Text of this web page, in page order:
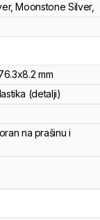
Moonstone Silver,
x8.2 mm
(detalji)
na prašinu i